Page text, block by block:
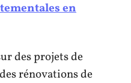
en
des projets de
rénovations de